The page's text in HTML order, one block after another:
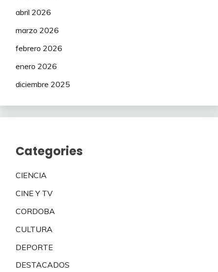
abril 2026
marzo 2026
febrero 2026
enero 2026
diciembre 2025
Categories
CIENCIA
CINE Y TV
CORDOBA
CULTURA
DEPORTE
DESTACADOS